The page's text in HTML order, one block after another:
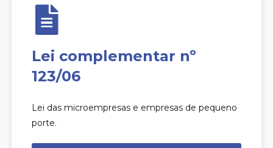
Lei complementar nº
123/06
Lei das microempresas e empresas de pequeno
porte.